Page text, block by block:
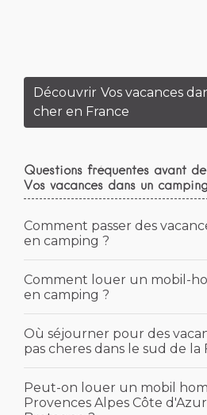
Découvrir Vos vacances
cher en France
Questions fréquentes avant
Vos vacances dans un
Comment passer des
en camping ?
Vous pouvez faire des
réservant longtemps à
conseil est de séjourner
agréé par Vacaf si vous y
pouvez également utiliser
(camping Airotel Oléron à
ou Biarritz Camping).
Comment louer un mobil-
en camping ?
En réservant un camping
ACSI, vous pouvez vous
un emplacement ou un
moindre coût. Séjourner
agréé par Vacaf est un
Où séjourner pour des
pas cheres dans le sud de la
Pour des vacances à petit
la France, vous pouvez
Peut-on louer un mobil
Provences Alpes Côte